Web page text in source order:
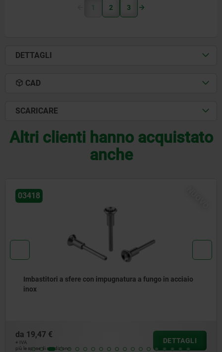
1 2 3
DETTAGLI
CAD
SCARICARE
Altri clienti hanno acquistato
anche
03418
Imbastitori a sfere con impugnatura a fungo in acciaio
inox
da 19,47 €
+ IVA
più le spese di spedizione
DETTAGLI